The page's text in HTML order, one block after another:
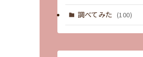
調べてみた (100)